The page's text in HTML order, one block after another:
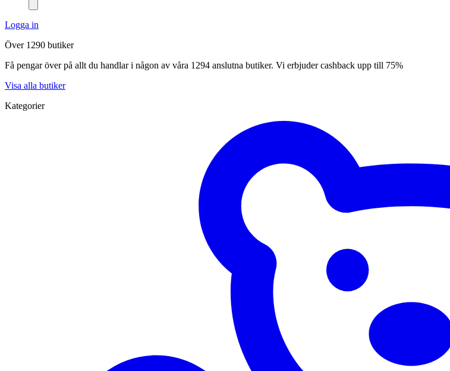
Logga in
Över 1290 butiker
Få pengar över på allt du handlar i någon av våra 1294 anslutna butiker. Vi erbjuder cashback upp till 75%
Visa alla butiker
Kategorier